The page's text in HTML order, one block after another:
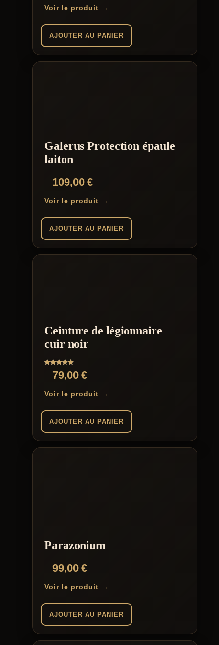
Voir le produit →
AJOUTER AU PANIER
Galerus Protection épaule
laiton
109,00€
Voir le produit →
AJOUTER AU PANIER
Ceinture de légionnaire
cuir noir
Note
5.0079,00€
Voir le produit →
AJOUTER AU PANIER
Parazonium
99,00€
Voir le produit →
AJOUTER AU PANIER